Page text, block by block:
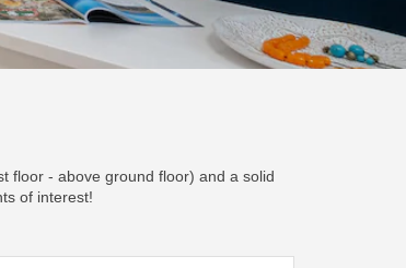
floor - above ground floor) and a solid
of interest!